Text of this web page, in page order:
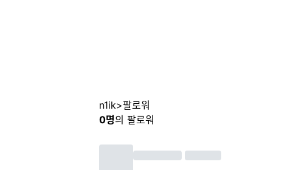
n1ik>팔로워
0명의 팔로워